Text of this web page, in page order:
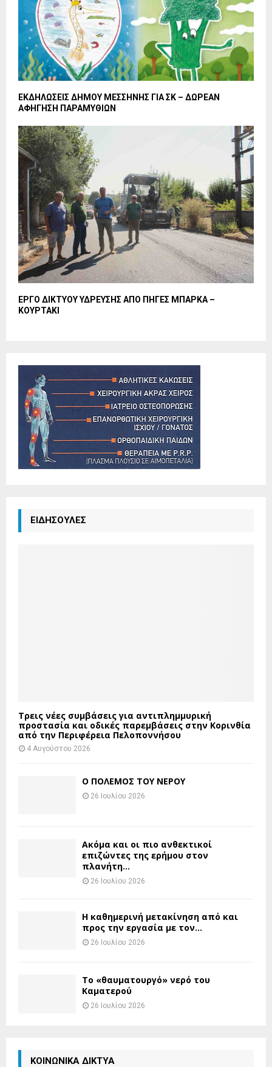
ΕΚΔΗΛΩΣΕΙΣ ΔΗΜΟΥ ΜΕΣΣΗΝΗΣ ΓΙΑ ΣΚ – ΔΩΡΕΑΝ
ΑΦΗΓΗΣΗ ΠΑΡΑΜΥΘΙΩΝ
ΕΡΓΟ ΔΙΚΤΥΟΥ ΥΔΡΕΥΣΗΣ ΑΠΟ ΠΗΓΕΣ ΜΠΑΡΚΑ –
ΚΟΥΡΤΑΚΙ
ΕΙΔΗΣΟΥΛΕΣ
Τρεις νέες συμβάσεις για αντιπλημμυρική
προστασία και οδικές παρεμβάσεις στην Κορινθία
από την Περιφέρεια Πελοποννήσου
4 Αυγούστου 2026
Ο ΠΟΛΕΜΟΣ ΤΟΥ ΝΕΡΟΥ
26 Ιουλίου 2026
Ακόμα και οι πιο ανθεκτικοί
επιζώντες της ερήμου στον
πλανήτη...
26 Ιουλίου 2026
H καθημερινή μετακίνηση από και
προς την εργασία με τον...
26 Ιουλίου 2026
Το «θαυματουργό» νερό του
Καματερού
26 Ιουλίου 2026
ΚΟΙΝΩΝΙΚΑ ΔΙΚΤΥΑ